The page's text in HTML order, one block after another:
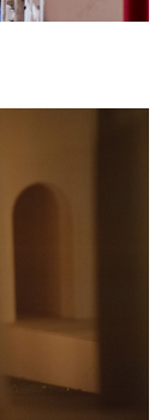
invitation
la date
certifiée)
du
anglais